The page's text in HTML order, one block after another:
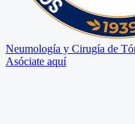
Neumología y Cirugía de
Asóciate aquí